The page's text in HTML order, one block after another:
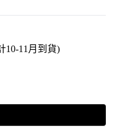
10-11月到貨)